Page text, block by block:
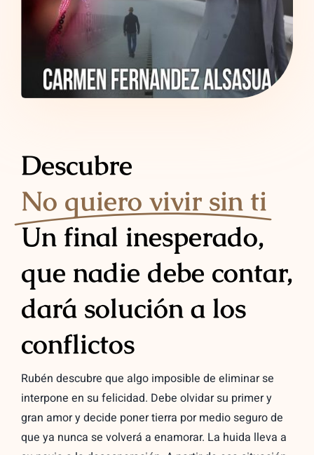
Descubre
No quiero vivir sin ti
Un final inesperado,
que nadie debe contar,
dará solución a los
conflictos
Rubén descubre que algo imposible de eliminar se
interpone en su felicidad. Debe olvidar su primer y
gran amor y decide poner tierra por medio seguro de
que ya nunca se volverá a enamorar. La huida lleva a